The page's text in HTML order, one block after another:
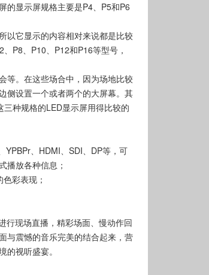
的显示屏规格主要是P4、P5和P6
以它显示的内容相对来说都是比较
P8、P10、P12和P16等型号，
等。在这些场合中，因为场地比较
侧设置一个或者两个的大屏幕。其
种规格的LED显示屏用得比较的
YPBPr、HDMI、SDI、DP等，可
播放各种信息；
彩表现；
行现场直播，精彩场面、慢动作回
与震憾的音乐完美的结合起来，营
视听盛宴。